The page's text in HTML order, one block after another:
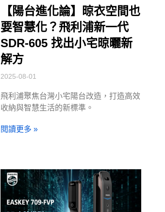
【陽台進化論】晾衣空間也
要智慧化？飛利浦新一代
SDR-605 找出小宅晾曬新
解方
2025-08-01
飛利浦聚焦台灣小宅陽台改造，打造高效
收納與智慧生活的新標準。
閱讀更多 »